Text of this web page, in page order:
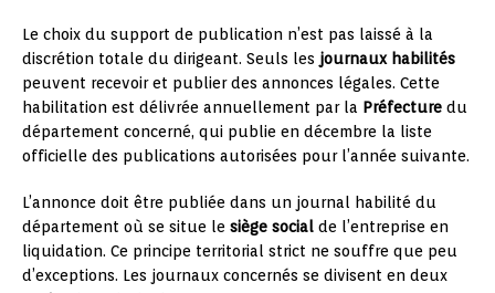
Le choix du support de publication n’est pas laissé à la
discrétion totale du dirigeant. Seuls les journaux habilités
peuvent recevoir et publier des annonces légales. Cette
habilitation est délivrée annuellement par la Préfecture du
département concerné, qui publie en décembre la liste
officielle des publications autorisées pour l’année suivante.
L’annonce doit être publiée dans un journal habilité du
département où se situe le siège social de l’entreprise en
liquidation. Ce principe territorial strict ne souffre que peu
d’exceptions. Les journaux concernés se divisent en deux